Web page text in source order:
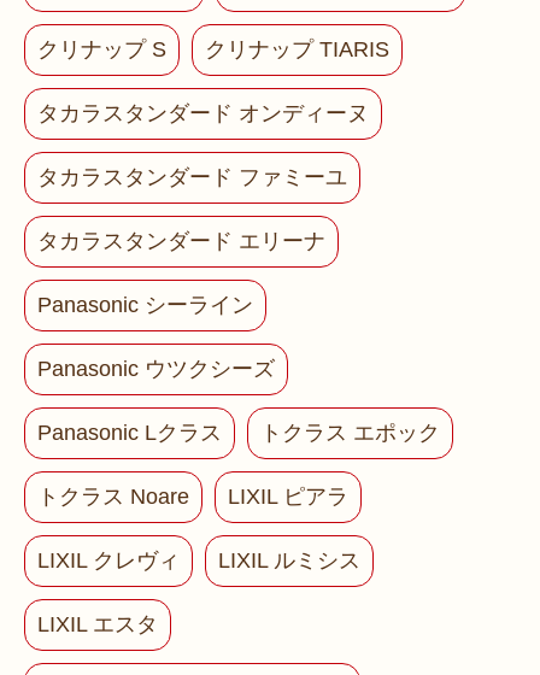
クリナップ S クリナップ TIARIS
タカラスタンダード オンディーヌ
タカラスタンダード ファミーユ
タカラスタンダード エリーナ
Panasonic シーライン
Panasonic ウツクシーズ
Panasonic Lクラス トクラス エポック
トクラス Noare LIXIL ピアラ
LIXIL クレヴィ LIXIL ルミシス
LIXIL エスタ